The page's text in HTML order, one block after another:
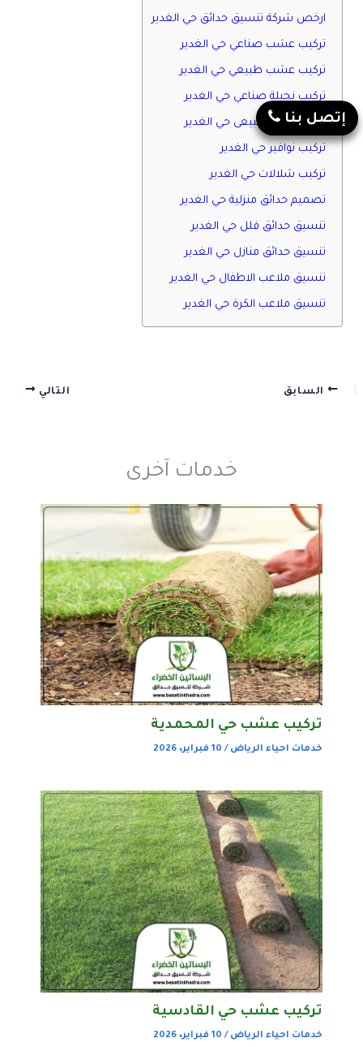
ارخص شركة تنسيق حدائق حي الغدير
تركيب عشب صناعي حي الغدير
تركيب عشب طبيعي حي الغدير
تركيب نجيلة صناعي حي الغدير
تركيب نجيلة طبيعى حي الغدير
تركيب نوافير حي الغدير
تركيب شلالات حي الغدير
تصميم حدائق منزلية حي الغدير
تنسيق حدائق فلل حي الغدير
تنسيق حدائق منازل حي الغدير
تنسيق ملاعب الاطفال حي الغدير
تنسيق ملاعب الكرة حي الغدير
السابق التالي
خدمات آخرى
تركيب عشب حي المحمدية
خدمات احياء الرياض / 10 فبراير، 2026
تركيب عشب حي القادسية
خدمات احياء الرياض / 10 فبراير، 2026
إتصل بنا